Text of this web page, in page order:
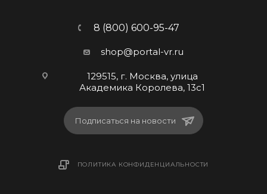
8 (800) 600-95-47
shop@portal-vr.ru
129515, г. Москва, улица
Академика Королева, 13с1
Подписаться на новости
ПОЛИТИКА КОНФИДЕНЦИАЛЬНОСТИ